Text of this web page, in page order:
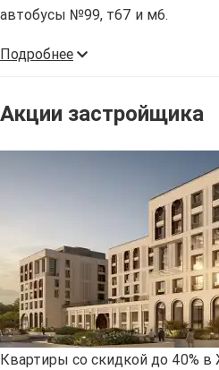
автобусы №99, т67 и м6.
Подробнее
Акции застройщика
Квартиры со скидкой до 40%